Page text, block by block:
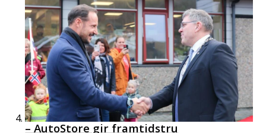
– AutoStore gir framtidstru